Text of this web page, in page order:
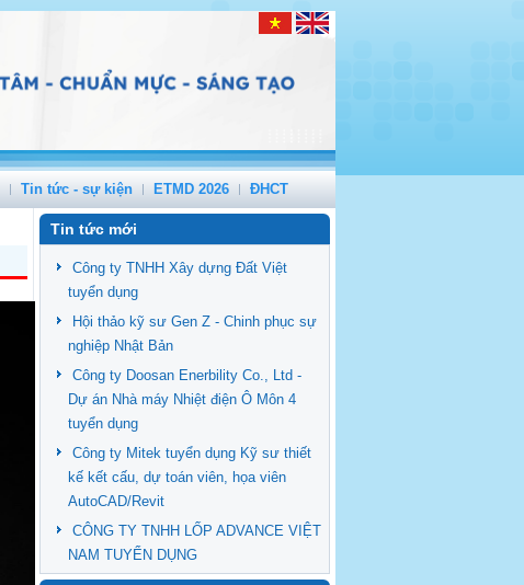
Tin tức - sự kiện ETMD 2026 ĐHCT
Tin tức mới
Công ty TNHH Xây dựng Đất Việt
tuyển dụng
Hội thảo kỹ sư Gen Z - Chinh phục sự
nghiệp Nhật Bản
Công ty Doosan Enerbility Co., Ltd -
Dự án Nhà máy Nhiệt điện Ô Môn 4
tuyển dụng
Công ty Mitek tuyển dụng Kỹ sư thiết
kế kết cấu, dự toán viên, họa viên
AutoCAD/Revit
CÔNG TY TNHH LỐP ADVANCE VIỆT
NAM TUYỂN DỤNG